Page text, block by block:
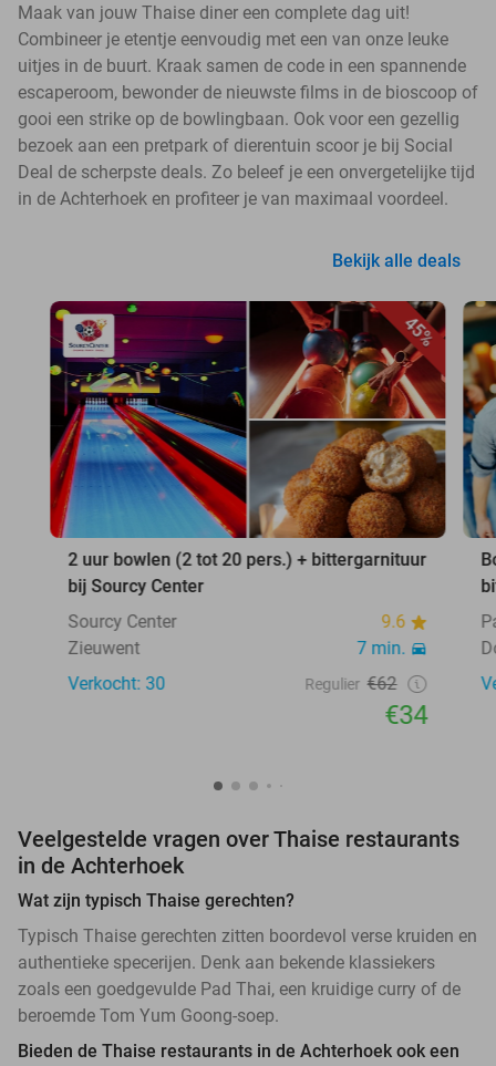
Maak van jouw Thaise diner een complete dag uit!
Combineer je etentje eenvoudig met een van onze leuke
uitjes in de buurt. Kraak samen de code in een spannende
escaperoom, bewonder de nieuwste films in de bioscoop of
gooi een strike op de bowlingbaan. Ook voor een gezellig
bezoek aan een pretpark of dierentuin scoor je bij Social
Deal de scherpste deals. Zo beleef je een onvergetelijke tijd
in de Achterhoek en profiteer je van maximaal voordeel.
Bekijk alle deals
45%
2 uur bowlen (2 tot 20 pers.) + bittergarnituur
bij Sourcy Center
Sourcy Center
9.6
Zieuwent
7 min.
Verkocht: 30
Regulier €62
€34
Veelgestelde vragen over Thaise restaurants
in de Achterhoek
Wat zijn typisch Thaise gerechten?
Typisch Thaise gerechten zitten boordevol verse kruiden en
authentieke specerijen. Denk aan bekende klassiekers
zoals een goedgevulde Pad Thai, een kruidige curry of de
beroemde Tom Yum Goong-soep.
Bieden de Thaise restaurants in de Achterhoek ook een